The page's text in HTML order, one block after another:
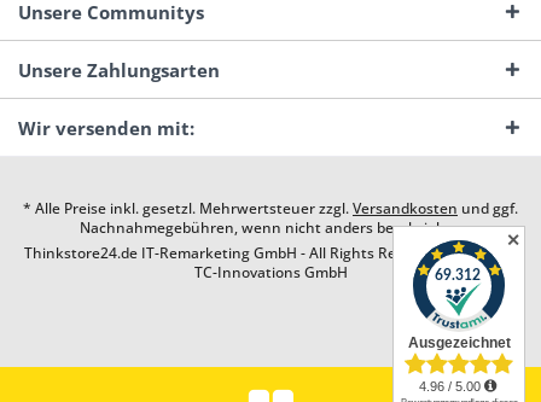
Unsere Communitys
Unsere Zahlungsarten
Wir versenden mit:
* Alle Preise inkl. gesetzl. Mehrwertsteuer zzgl.Versandkosten und ggf.
Nachnahmegebühren, wenn nicht anders beschrieben
Thinkstore24.de IT-Remarketing GmbH - All Rights Reserved. Design by
TC-Innovations GmbH
✕